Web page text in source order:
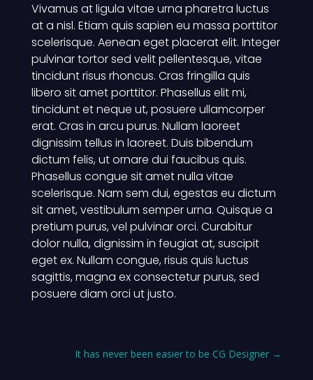
Vivamus at ligula vitae urna pharetra luctus
at a nisl. Etiam quis sapien eu massa porttitor
scelerisque. Aenean eget placerat elit. Integer
pulvinar tortor sed velit pellentesque, vitae
tincidunt risus rhoncus. Cras fringilla quis
libero sit amet porttitor. Phasellus elit mi,
tincidunt et neque ut, posuere ullamcorper
erat. Cras in arcu purus. Nullam laoreet
dignissim tellus in laoreet. Duis bibendum
dictum felis, ut ornare dui faucibus quis.
Phasellus congue sit amet nulla vitae
scelerisque. Nam sem dui, egestas eu dictum
sit amet, vestibulum semper urna. Quisque a
pretium purus, vel pulvinar orci. Curabitur
dolor nulla, dignissim in feugiat at, suscipit
eget ex. Nullam congue, risus quis luctus
sagittis, magna ex consectetur purus, sed
posuere diam orci ut justo.
It has never been easier to be CG Designer →